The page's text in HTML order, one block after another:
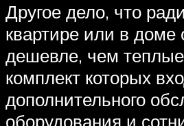
Другое дело, что
квартире или в доме
дешевле, чем
комплект которых
дополнительного
оборудования и